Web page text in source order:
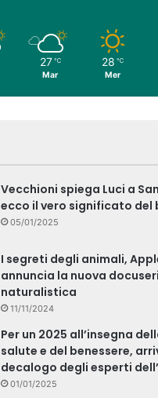
27 ℃
Mar
28 ℃
Mer
Vecchioni spiega Luci a
ecco il vero significato del
05/01/2025
I segreti degli animali,
annuncia la nuova
naturalistica
11/11/2024
Per un 2025 all’insegna
salute e del benessere,
decalogo degli esperti
01/01/2025